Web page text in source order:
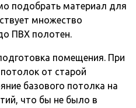
подобрать материал для
множество
ПВХ полотен.
помещения. При
от старой
базового потолка на
что бы не было в